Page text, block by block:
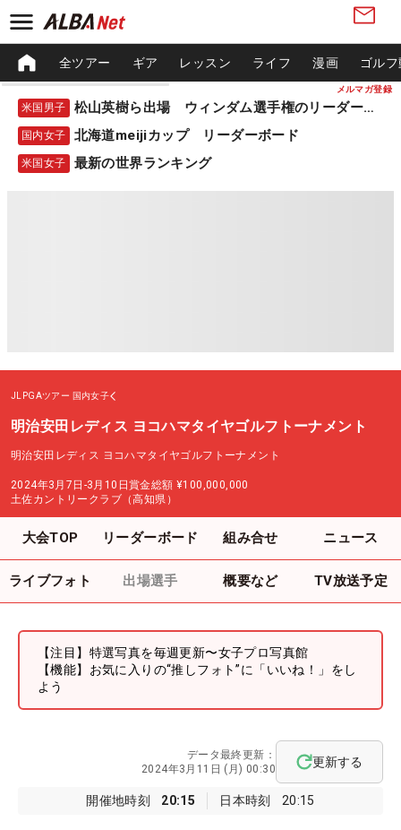
メルマガ登録
全ツアー ギア レッスン ライフ 漫画 ゴル
米国男子 松山英樹ら出場 ウィンダム選手権のリーダーボード
国内女子 北海道meijiカップ リーダーボード
米国女子 最新の世界ランキング
JLPGAツアー 国内女子
明治安田レディス ヨコハマタイヤゴルフトーナメント
明治安田レディス ヨコハマタイヤゴルフトーナメント
2024年3月7日-3月10日賞金総額 ¥100,000,000
土佐カントリークラブ（高知県）
大会TOP リーダーボード 組み合せ ニュース
ライブフォト 出場選手 概要など TV放送予定
【注目】特選写真を毎週更新〜女子プロ写真館
【機能】お気に入りの“推しフォト”に「いいね！」をし
よう
開催地時刻 20:15 日本時刻 20:15
データ最終更新：
2024年3月11日 (月) 00:30
更新する